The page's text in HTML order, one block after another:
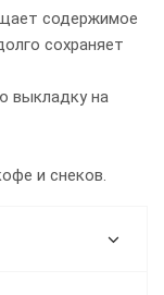
содержимое
сохраняет
выкладку на
и снеков.